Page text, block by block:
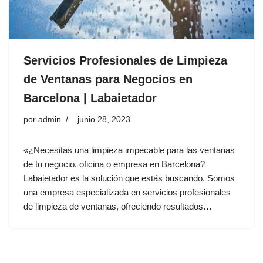
Servicios Profesionales de Limpieza
de Ventanas para Negocios en
Barcelona | Labaietador
por admin junio 28, 2023
«¿Necesitas una limpieza impecable para las ventanas
de tu negocio, oficina o empresa en Barcelona?
Labaietador es la solución que estás buscando. Somos
una empresa especializada en servicios profesionales
de limpieza de ventanas, ofreciendo resultados…